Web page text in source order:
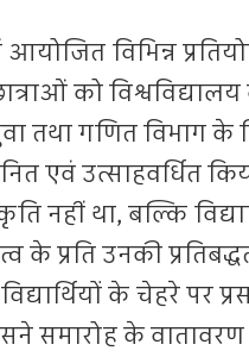
विभिन्न
को
तथा गणित विभाग के
एवं उत्साहवर्धित
नहीं था, बल्कि
के प्रति उनकी
के चेहरे पर
समारोह के